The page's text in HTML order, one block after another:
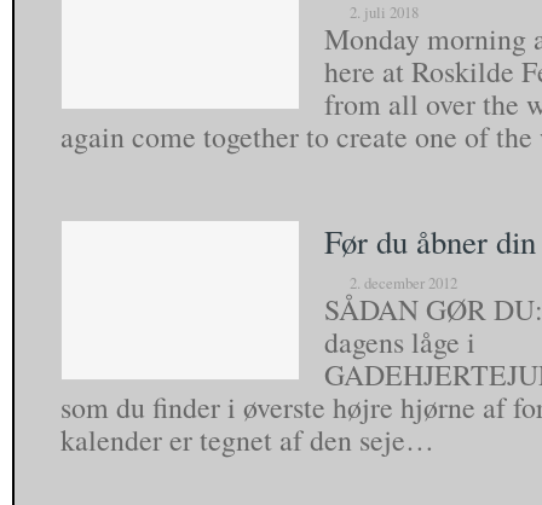
2. juli 2018
Monday morning
here at Roskilde
from all over the
again come together to create one of
Før du åbner
2. december 2012
SÅDAN GØR
dagens låge i
som du finder i øverste højre hjørne af
kalender er tegnet af den seje…